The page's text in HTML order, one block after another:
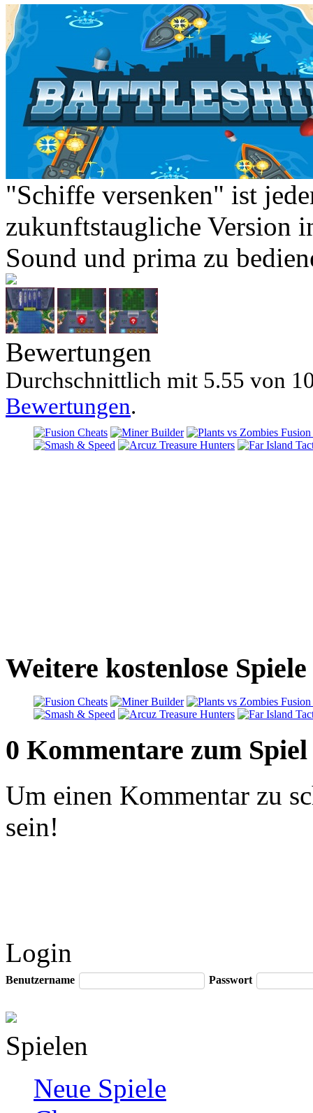
"Schiffe versenken" ist
zukunftstaugliche Version
Sound und prima zu
Bewertungen
Durchschnittlich mit 5.55 von
Bewertungen.
Weitere kostenlose
0 Kommentare zum Spiel
Um einen Kommentar zu
sein!
Login
Benutzername Passwort
Spielen
Neue Spiele